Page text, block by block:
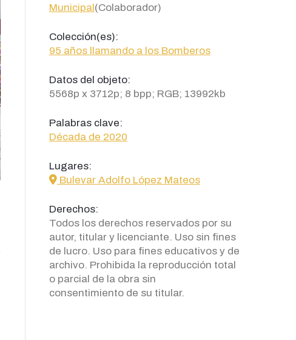
Municipal(Colaborador)
Colección(es):
95 años llamando a los Bomberos
Datos del objeto:
5568p x 3712p; 8 bpp; RGB; 13992kb
Palabras clave:
Década de 2020
Lugares:
icon
Bulevar Adolfo López Mateos
Derechos:
Todos los derechos reservados por su
autor, titular y licenciante. Uso sin fines
de lucro. Uso para fines educativos y de
archivo. Prohibida la reproducción total
o parcial de la obra sin
consentimiento de su titular.